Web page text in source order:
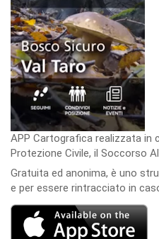
APP Cartografica realizzata in
Protezione Civile, il Soccorso
Gratuita ed anonima, è uno
e per essere rintracciato in